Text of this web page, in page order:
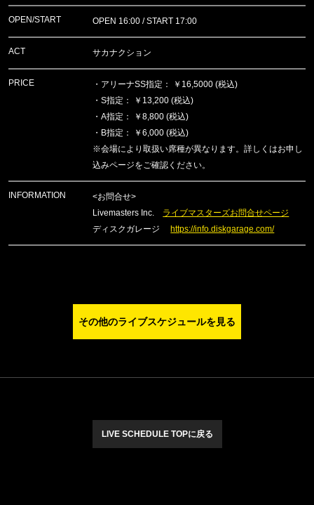
OPEN/START OPEN 16:00 / START 17:00
ACT サカナクション
PRICE
・アリーナSS指定： ￥16,5000 (税込)
・S指定： ￥13,200 (税込)
・A指定： ￥8,800 (税込)
・B指定： ￥6,000 (税込)
※会場により取扱い席種が異なります。詳しくはお申し
込みページをご確認ください。
INFORMATION
<お問合せ>
Livemasters Inc. ライブマスターズお問合せページ
ディスクガレージhttps://info.diskgarage.com/
その他のライブスケジュールを見る
LIVE SCHEDULE TOPに戻る